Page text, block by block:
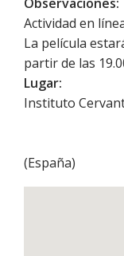
Actividad en
La película
partir de las
Lugar:
Instituto
(España)